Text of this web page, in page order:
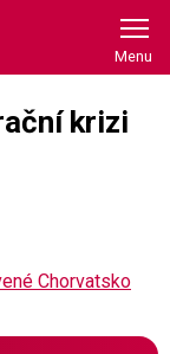
krizi
Chorvatsko